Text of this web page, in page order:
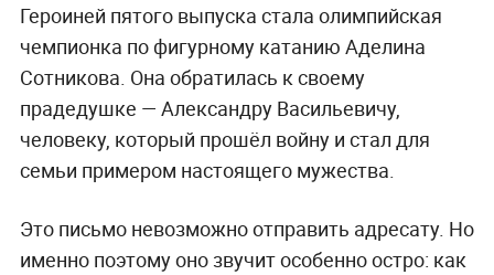
Героиней пятого выпуска стала олимпийская
чемпионка по фигурному катанию Аделина
Сотникова. Она обратилась к своему
прадедушке — Александру Васильевичу,
человеку, который прошёл войну и стал для
семьи примером настоящего мужества.
Это письмо невозможно отправить адресату. Но
именно поэтому оно звучит особенно остро: как